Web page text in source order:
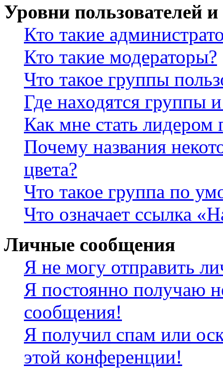
Уровни пользователей
Кто такие
Кто такие модераторы?
Что такое группы
Где находятся группы
Как мне стать лидером
Почему названия
цвета?
Что такое группа по
Что означает ссылка
Личные сообщения
Я не могу отправить
Я постоянно получаю
сообщения!
Я получил спам или
этой конференции!